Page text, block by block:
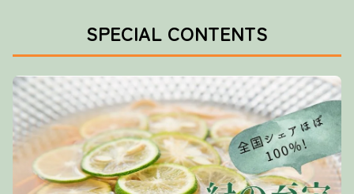
SPECIAL CONTENTS